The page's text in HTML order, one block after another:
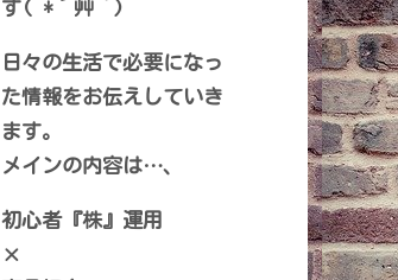
す( *´艸｀)
日々の生活で必要になっ
た情報をお伝えしていき
ます。
メインの内容は…、
初心者『株』運用
×